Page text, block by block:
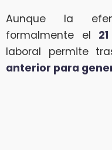
Aunque la
formalmente el
laboral permite
anterior para